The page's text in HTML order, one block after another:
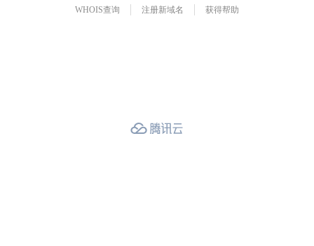
WHOIS查询 注册新域名 获得帮助